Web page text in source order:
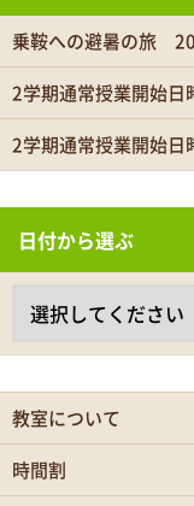
乗鞍への避暑の旅
2学期通常授業開始日
2学期通常授業開始日
日付から選ぶ
教室について
時間割